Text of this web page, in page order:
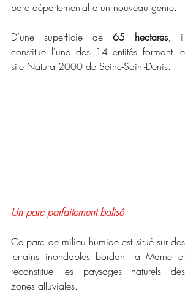
parc départemental d'un nouveau genre.
D’une superficie de 65 hectares, il
constitue l'une des 14 entités formant le
site Natura 2000 de Seine-Saint-Denis.
Un parc parfaitement balisé
Ce parc de milieu humide est situé sur des
terrains inondables bordant la Marne et
reconstitue les paysages naturels des
zones alluviales.